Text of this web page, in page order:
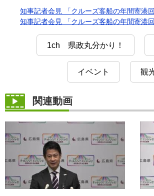
知事記者会見 「クルーズ客船の年間寄港
知事記者会見 「クルーズ客船の年間寄港
1ch 県政丸分かり！
イベント 観
関連動画